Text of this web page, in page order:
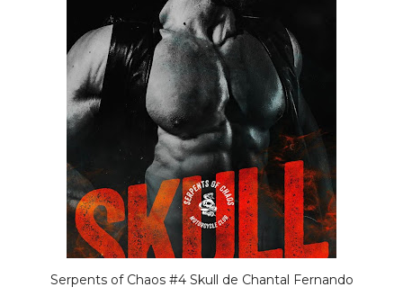
Serpents of Chaos #4 Skull de Chantal Fernando